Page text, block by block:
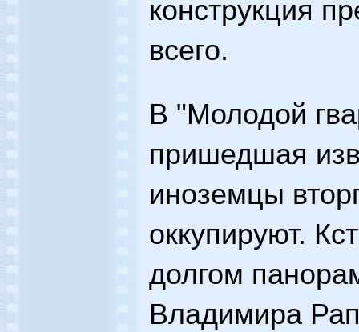
конструкция
всего.
В "Молодой
пришедшая
иноземцы
оккупируют.
долгом
Владимира